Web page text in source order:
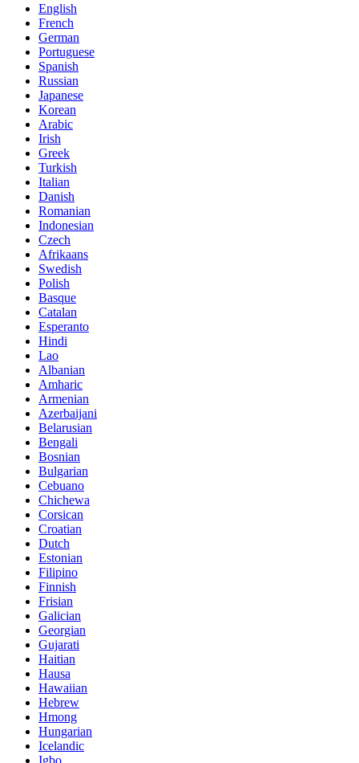
English
French
German
Portuguese
Spanish
Russian
Japanese
Korean
Arabic
Irish
Greek
Turkish
Italian
Danish
Romanian
Indonesian
Czech
Afrikaans
Swedish
Polish
Basque
Catalan
Esperanto
Hindi
Lao
Albanian
Amharic
Armenian
Azerbaijani
Belarusian
Bengali
Bosnian
Bulgarian
Cebuano
Chichewa
Corsican
Croatian
Dutch
Estonian
Filipino
Finnish
Frisian
Galician
Georgian
Gujarati
Haitian
Hausa
Hawaiian
Hebrew
Hmong
Hungarian
Icelandic
Igbo